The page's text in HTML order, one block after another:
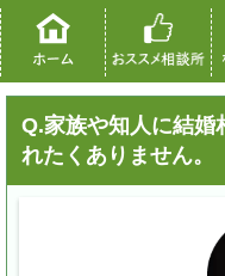
Q.家族や知人に結婚
れたくありません。